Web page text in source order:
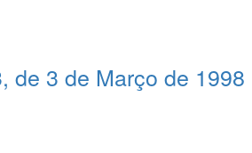
de 3 de Março de 1998